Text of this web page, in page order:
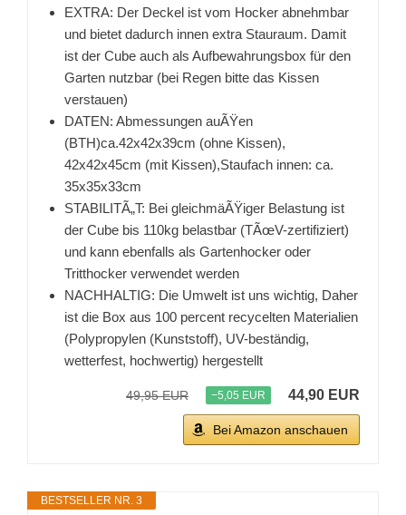
EXTRA: Der Deckel ist vom Hocker abnehmbar
und bietet dadurch innen extra Stauraum. Damit
ist der Cube auch als Aufbewahrungsbox für den
Garten nutzbar (bei Regen bitte das Kissen
verstauen)
DATEN: Abmessungen auÃŸen
(BTH)ca.42x42x39cm (ohne Kissen),
42x42x45cm (mit Kissen),Staufach innen: ca.
35x35x33cm
STABILITÃ„T: Bei gleichmäÃŸiger Belastung ist
der Cube bis 110kg belastbar (TÃœV-zertifiziert)
und kann ebenfalls als Gartenhocker oder
Tritthocker verwendet werden
NACHHALTIG: Die Umwelt ist uns wichtig, Daher
ist die Box aus 100 percent recycelten Materialien
(Polypropylen (Kunststoff), UV-beständig,
wetterfest, hochwertig) hergestellt
49,95 EUR −5,05 EUR 44,90 EUR
Bei Amazon anschauen
BESTSELLER NR. 3